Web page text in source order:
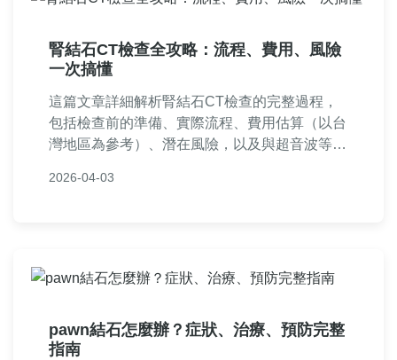
腎結石CT檢查全攻略：流程、費用、風險
一次搞懂
這篇文章詳細解析腎結石CT檢查的完整過程，
包括檢查前的準備、實際流程、費用估算（以台
灣地區為參考）、潛在風險，以及與超音波等方
享，幫助您全面了解腎結石CT檢查，減輕疑
2026-04-03
pawn結石怎麼辦？症狀、治療、預防完整
指南